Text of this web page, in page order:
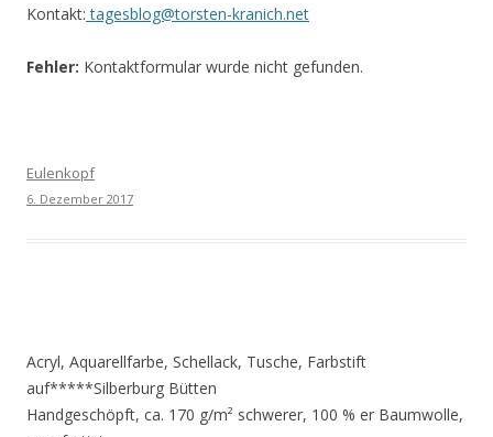
Kontakt: tagesblog@torsten-kranich.net
Fehler: Kontaktformular wurde nicht gefunden.
Eulenkopf
6. Dezember 2017
Acryl, Aquarellfarbe, Schellack, Tusche, Farbstift
auf*****Silberburg Bütten
Handgeschöpft, ca. 170 g/m² schwerer, 100 % er Baumwolle,